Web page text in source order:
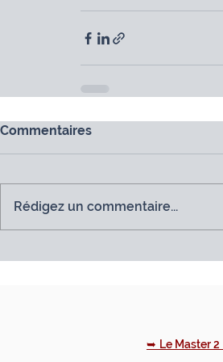
Commentaires
Rédigez un commentaire...
➥ Le Master 2